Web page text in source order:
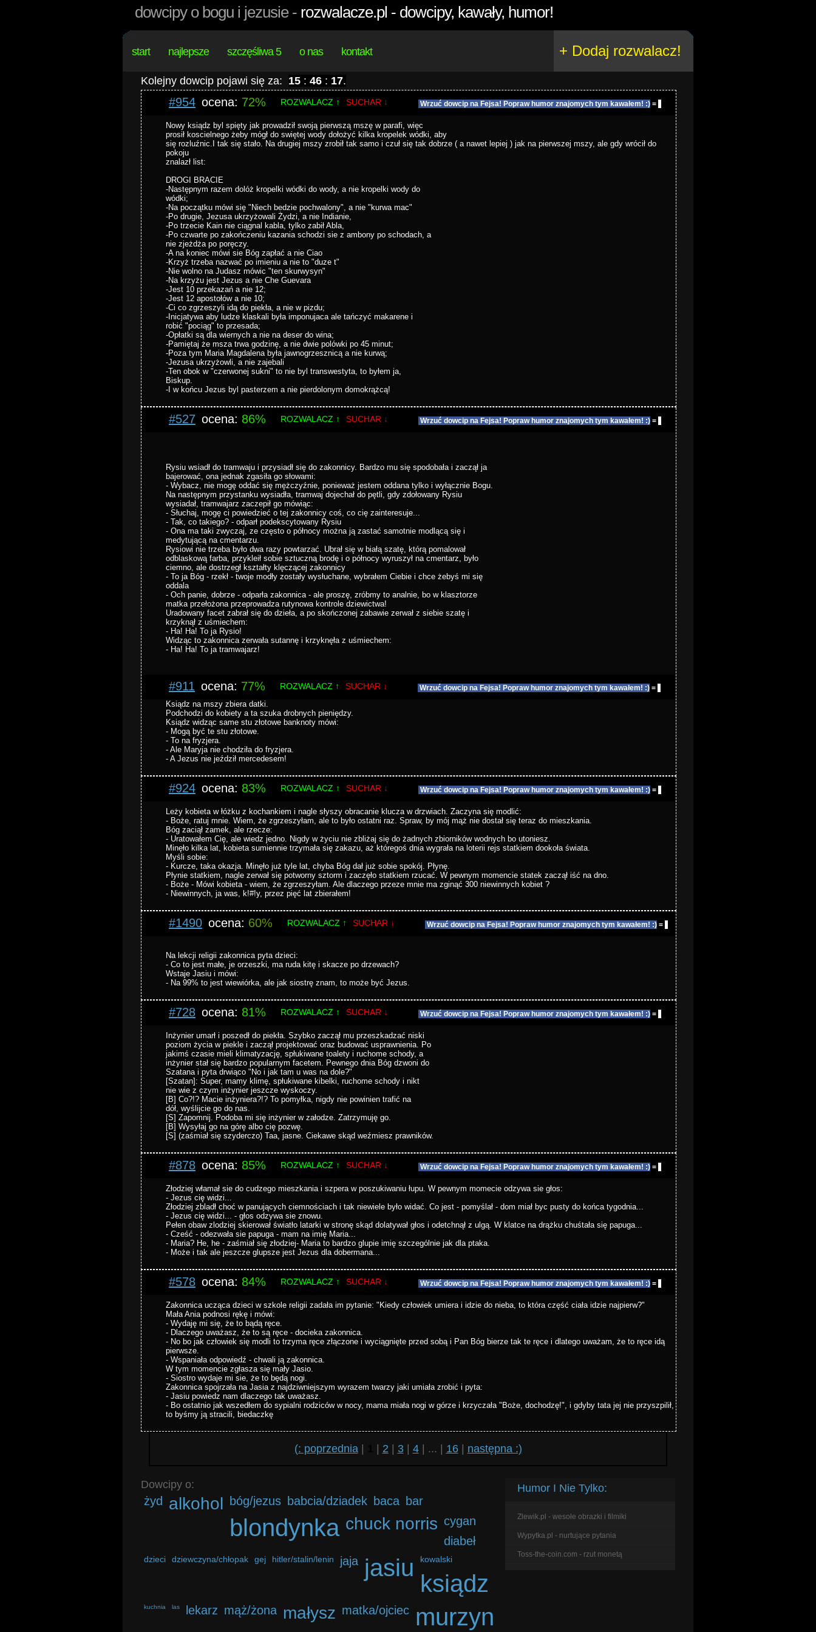
dowcipy o bogu i jezusie - rozwalacze.pl - dowcipy, kawały, humor!
start najlepsze szczęśliwa 5 o nas kontakt + Dodaj rozwalacz!
Kolejny dowcip pojawi się za: 15 : 46 : 16.
#954 ocena: 72% ROZWALACZ ↑ SUCHAR ↓ Wrzuć dowcip na Fejsa! Popraw humor znajomych tym kawałem! :) =
Nowy ksiądz byl spięty jak prowadził swoją pierwszą mszę w parafi, więc
prosił koscielnego żeby mógł do swiętej wody dołożyć kilka kropelek wódki, aby
się rozluźnic.I tak się stało. Na drugiej mszy zrobił tak samo i czuł się tak dobrze ( a nawet lepiej ) jak na pierwszej mszy, ale gdy wrócił do
pokoju
znalazł list:
DROGI BRACIE
-Następnym razem dolóż kropelki wódki do wody, a nie kropelki wody do
wódki;
-Na początku mówi się "Niech bedzie pochwalony", a nie "kurwa mac"
-Po drugie, Jezusa ukrzyżowali Żydzi, a nie Indianie,
-Po trzecie Kain nie ciągnal kabla, tylko zabił Abla,
-Po czwarte po zakończeniu kazania schodzi sie z ambony po schodach, a
nie zjeżdża po poręczy.
-A na koniec mówi sie Bóg zapłać a nie Ciao
-Krzyż trzeba nazwać po imieniu a nie to "duze t"
-Nie wolno na Judasz mówic "ten skurwysyn"
-Na krzyżu jest Jezus a nie Che Guevara
-Jest 10 przekazań a nie 12;
-Jest 12 apostołów a nie 10;
-Ci co zgrzeszyli idą do piekła, a nie w pizdu;
-Inicjatywa aby ludze klaskali była imponujaca ale tańczyć makarene i
robić "pociąg" to przesada;
-Opłatki są dla wiernych a nie na deser do wina;
-Pamiętaj że msza trwa godzinę, a nie dwie polówki po 45 minut;
-Poza tym Maria Magdalena była jawnogrzesznicą a nie kurwą;
-Jezusa ukrzyżowli, a nie zajebali
-Ten obok w "czerwonej sukni" to nie byl transwestyta, to byłem ja,
Biskup.
-I w końcu Jezus byl pasterzem a nie pierdolonym domokrążcą!
#527 ocena: 86% ROZWALACZ ↑ SUCHAR ↓ Wrzuć dowcip na Fejsa! Popraw humor znajomych tym kawałem! :) =
Rysiu wsiadł do tramwaju i przysiadł się do zakonnicy. Bardzo mu się spodobała i zaczął ja
bajerować, ona jednak zgasiła go słowami:
- Wybacz, nie mogę oddać się mężczyźnie, ponieważ jestem oddana tylko i wyłącznie Bogu.
Na następnym przystanku wysiadła, tramwaj dojechał do pętli, gdy zdołowany Rysiu
wysiadał, tramwajarz zaczepił go mówiąc:
- Słuchaj, mogę ci powiedzieć o tej zakonnicy coś, co cię zainteresuje...
- Tak, co takiego? - odparł podekscytowany Rysiu
- Ona ma taki zwyczaj, ze często o północy można ją zastać samotnie modlącą się i
medytującą na cmentarzu.
Rysiowi nie trzeba było dwa razy powtarzać. Ubrał się w białą szatę, którą pomalował
odblaskową farba, przykleił sobie sztuczną brodę i o północy wyruszył na cmentarz, było
ciemno, ale dostrzegł kształty klęczącej zakonnicy
- To ja Bóg - rzekł - twoje modły zostały wysłuchane, wybrałem Ciebie i chce żebyś mi się
oddala
- Och panie, dobrze - odparła zakonnica - ale proszę, zróbmy to analnie, bo w klasztorze
matka przełożona przeprowadza rutynowa kontrole dziewictwa!
Uradowany facet zabrał się do dzieła, a po skończonej zabawie zerwał z siebie szatę i
krzyknął z uśmiechem:
- Ha! Ha! To ja Rysio!
Widząc to zakonnica zerwała sutannę i krzyknęła z uśmiechem:
- Ha! Ha! To ja tramwajarz!
#911 ocena: 77% ROZWALACZ ↑ SUCHAR ↓ Wrzuć dowcip na Fejsa! Popraw humor znajomych tym kawałem! :) =
Ksiądz na mszy zbiera datki.
Podchodzi do kobiety a ta szuka drobnych pieniędzy.
Ksiądz widząc same stu złotowe banknoty mówi:
- Mogą być te stu złotowe.
- To na fryzjera.
- Ale Maryja nie chodziła do fryzjera.
- A Jezus nie jeździł mercedesem!
#924 ocena: 83% ROZWALACZ ↑ SUCHAR ↓ Wrzuć dowcip na Fejsa! Popraw humor znajomych tym kawałem! :) =
Leży kobieta w łóżku z kochankiem i nagle słyszy obracanie klucza w drzwiach. Zaczyna się modlić:
- Boże, ratuj mnie. Wiem, że zgrzeszyłam, ale to było ostatni raz. Spraw, by mój mąż nie dostał się teraz do mieszkania.
Bóg zaciął zamek, ale rzecze:
- Uratowałem Cię, ale wiedz jedno. Nigdy w życiu nie zbliżaj się do żadnych zbiorników wodnych bo utoniesz.
Minęło kilka lat, kobieta sumiennie trzymała się zakazu, aż któregoś dnia wygrała na loterii rejs statkiem dookoła świata.
Myśli sobie:
- Kurcze, taka okazja. Minęło już tyle lat, chyba Bóg dał już sobie spokój. Płynę.
Płynie statkiem, nagle zerwał się potworny sztorm i zaczęło statkiem rzucać. W pewnym momencie statek zaczął iść na dno.
- Boże - Mówi kobieta - wiem, że zgrzeszyłam. Ale dlaczego przeze mnie ma zginąć 300 niewinnych kobiet ?
- Niewinnych, ja was, k!#!y, przez pięć lat zbierałem!
#1490 ocena: 60% ROZWALACZ ↑ SUCHAR ↓ Wrzuć dowcip na Fejsa! Popraw humor znajomych tym kawałem! :) =
Na lekcji religii zakonnica pyta dzieci:
- Co to jest małe, je orzeszki, ma ruda kitę i skacze po drzewach?
Wstaje Jasiu i mówi:
- Na 99% to jest wiewiórka, ale jak siostrę znam, to może być Jezus.
#728 ocena: 81% ROZWALACZ ↑ SUCHAR ↓ Wrzuć dowcip na Fejsa! Popraw humor znajomych tym kawałem! :) =
Inżynier umarł i poszedł do piekła. Szybko zaczął mu przeszkadzać niski
poziom życia w piekle i zaczął projektować oraz budować usprawnienia. Po
jakimś czasie mieli klimatyzację, spłukiwane toalety i ruchome schody, a
inżynier stał się bardzo popularnym facetem. Pewnego dnia Bóg dzwoni do
Szatana i pyta drwiąco "No i jak tam u was na dole?"
[Szatan]: Super, mamy klimę, spłukiwane kibelki, ruchome schody i nikt
nie wie z czym inżynier jeszcze wyskoczy.
[B] Co?!? Macie inżyniera?!? To pomyłka, nigdy nie powinien trafić na
dół, wyślijcie go do nas.
[S] Zapomnij. Podoba mi się inżynier w załodze. Zatrzymuję go.
[B] Wysyłaj go na górę albo cię pozwę.
[S] (zaśmiał się szyderczo) Taa, jasne. Ciekawe skąd weźmiesz prawników.
#878 ocena: 85% ROZWALACZ ↑ SUCHAR ↓ Wrzuć dowcip na Fejsa! Popraw humor znajomych tym kawałem! :) =
Złodziej włamał sie do cudzego mieszkania i szpera w poszukiwaniu łupu. W pewnym momecie odzywa sie głos:
- Jezus cię widzi...
Złodziej zbladł choć w panujących ciemnościach i tak niewiele było widać. Co jest - pomyślał - dom miał byc pusty do końca tygodnia...
- Jezus cię widzi... - głos odzywa sie znowu.
Pełen obaw zlodziej skierował światło latarki w stronę skąd dolatywał głos i odetchnął z ulgą. W klatce na drążku chuśtała się papuga...
- Cześć - odezwała sie papuga - mam na imię Maria...
- Maria? He, he - zaśmiał się złodziej- Maria to bardzo glupie imię szczególnie jak dla ptaka.
- Może i tak ale jeszcze glupsze jest Jezus dla dobermana...
#578 ocena: 84% ROZWALACZ ↑ SUCHAR ↓ Wrzuć dowcip na Fejsa! Popraw humor znajomych tym kawałem! :) =
Zakonnica ucząca dzieci w szkole religii zadała im pytanie: "Kiedy człowiek umiera i idzie do nieba, to która część ciała idzie najpierw?"
Mała Ania podnosi rękę i mówi:
- Wydaję mi się, że to bądą ręce.
- Dlaczego uważasz, że to są ręce - docieka zakonnica.
- No bo jak człowiek się modli to trzyma ręce złączone i wyciągnięte przed sobą i Pan Bóg bierze tak te ręce i dlatego uważam, że to ręce idą
pierwsze.
- Wspaniała odpowiedź - chwali ją zakonnica.
W tym momencie zgłasza się mały Jasio.
- Siostro wydaje mi sie, że to będą nogi.
Zakonnica spojrzała na Jasia z najdziwniejszym wyrazem twarzy jaki umiała zrobić i pyta:
- Jasiu powiedz nam dlaczego tak uważasz.
- Bo ostatnio jak wszedłem do sypialni rodziców w nocy, mama miała nogi w górze i krzyczała "Boże, dochodzę!", i gdyby tata jej nie przyszpilił,
to byśmy ją stracili, biedaczkę
(: poprzednia| 2 3| 4| ... | 16| następna :)
Dowcipy o:
żyd alkohol bóg/jezus babcia/dziadek baca bar
blondynka chuck norris cygan
diabeł
dzieci dziewczyna/chłopak gej hitler/stalin/lenin jaja jasiu kowalski
ksiądz
kuchnia las lekarz mąż/żona małysz matka/ojciec murzyn
Humor I Nie Tylko:
Zlewik.pl - wesołe obrazki i filmiki
Wypytka.pl - nurtujące pytania
Toss-the-coin.com - rzut monetą